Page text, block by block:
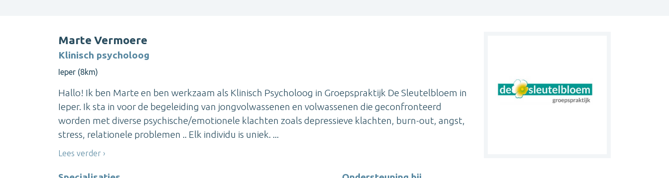
Marte Vermoere
Klinisch psycholoog
Ieper (8km)
Hallo! Ik ben Marte en ben werkzaam als Klinisch Psycholoog in Groepspraktijk De Sleutelbloem in
Ieper. Ik sta in voor de begeleiding van jongvolwassenen en volwassenen die geconfronteerd
worden met diverse psychische/emotionele klachten zoals depressieve klachten, burn-out, angst,
stress, relationele problemen .. Elk individu is uniek. ...
Lees verder